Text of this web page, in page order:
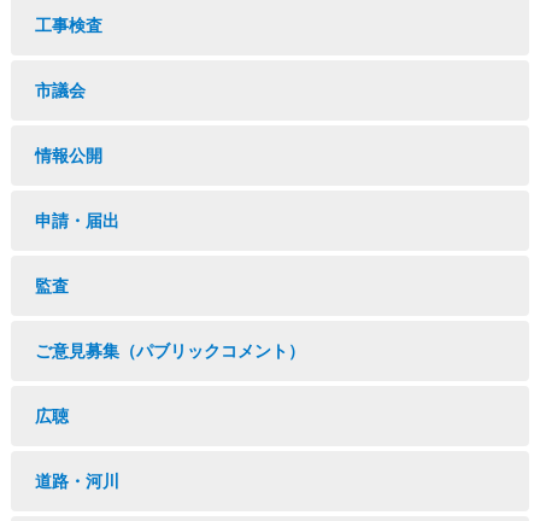
工事検査
市議会
情報公開
申請・届出
監査
ご意見募集（パブリックコメント）
広聴
道路・河川